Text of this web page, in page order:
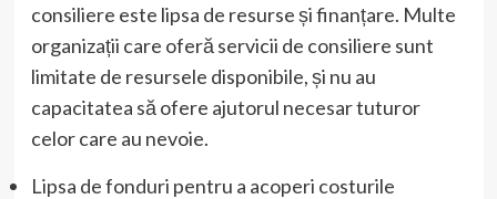
consiliere este lipsa de resurse și finanțare. Multe
organizații care oferă servicii de consiliere sunt
limitate de resursele disponibile, și nu au
capacitatea să ofere ajutorul necesar tuturor
celor care au nevoie.
Lipsa de fonduri pentru a acoperi costurile